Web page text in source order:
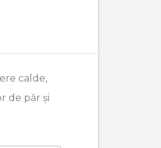
calde,
de păr și